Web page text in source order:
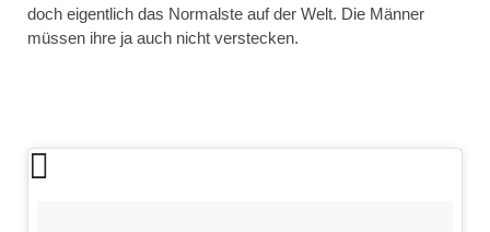
doch eigentlich das Normalste auf der Welt. Die Männer
müssen ihre ja auch nicht verstecken.